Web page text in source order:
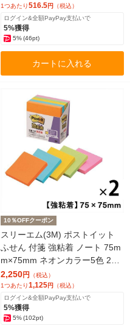
1つあたり516.5円 （税込）
ログイン&全額PayPay支払いで
5%獲得
5% (46pt)
カートに入れる
10％OFFクーポン
スリーエム(3M) ポストイット
ふせん 付箋 強粘着 ノート 75m
m×75mm ネオンカラー5色 2パ
ック（5冊入×2） 654-5SSAN
2,250円 （税込）
1つあたり1,125円 （税込）
ログイン&全額PayPay支払いで
5%獲得
5% (102pt)